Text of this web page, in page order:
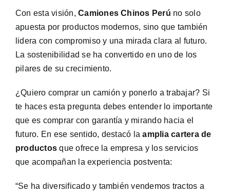
Con esta visión,Camiones Chinos Perú no solo
apuesta por productos modernos, sino que también
lidera con compromiso y una mirada clara al futuro.
La sostenibilidad se ha convertido en uno de los
pilares de su crecimiento.
¿Quiero comprar un camión y ponerlo a trabajar? Si
te haces esta pregunta debes entender lo importante
que es comprar con garantía y mirando hacia el
futuro. En ese sentido, destacó laamplia cartera de
productos que ofrece la empresa y los servicios
que acompañan la experiencia postventa:
“Se ha diversificado y también vendemos tractos a